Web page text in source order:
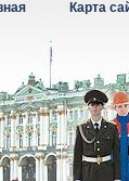
Карта